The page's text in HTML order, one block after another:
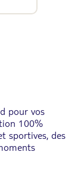
pour vos
100%
sportives, des